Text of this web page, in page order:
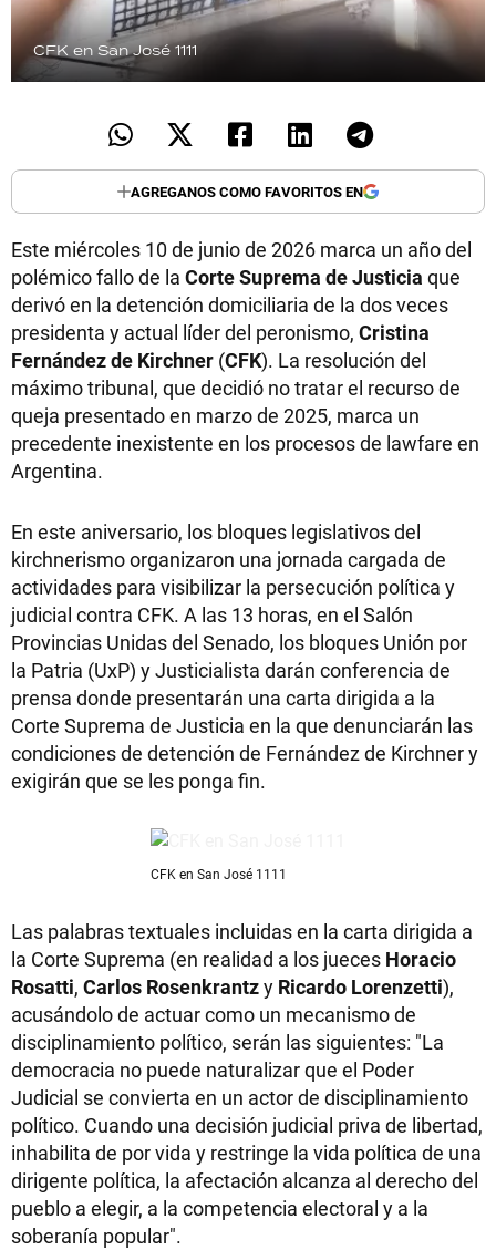
CFK en San José 1111
AGREGANOS COMO FAVORITOS EN
Este miércoles 10 de junio de 2026 marca un año del
polémico fallo de la Corte Suprema de Justicia que
derivó en la detención domiciliaria de la dos veces
presidenta y actual líder del peronismo, Cristina
Fernández de Kirchner (CFK). La resolución del
máximo tribunal, que decidió no tratar el recurso de
queja presentado en marzo de 2025, marca un
precedente inexistente en los procesos de lawfare en
Argentina.
En este aniversario, los bloques legislativos del
kirchnerismo organizaron una jornada cargada de
actividades para visibilizar la persecución política y
judicial contra CFK. A las 13 horas, en el Salón
Provincias Unidas del Senado, los bloques Unión por
la Patria (UxP) y Justicialista darán conferencia de
prensa donde presentarán una carta dirigida a la
Corte Suprema de Justicia en la que denunciarán las
condiciones de detención de Fernández de Kirchner y
exigirán que se les ponga fin.
CFK en San José 1111
Las palabras textuales incluidas en la carta dirigida a
la Corte Suprema (en realidad a los jueces Horacio
Rosatti, Carlos Rosenkrantzy Ricardo Lorenzetti),
acusándolo de actuar como un mecanismo de
disciplinamiento político, serán las siguientes: "La
democracia no puede naturalizar que el Poder
Judicial se convierta en un actor de disciplinamiento
político. Cuando una decisión judicial priva de libertad,
inhabilita de por vida y restringe la vida política de una
dirigente política, la afectación alcanza al derecho del
pueblo a elegir, a la competencia electoral y a la
soberanía popular".